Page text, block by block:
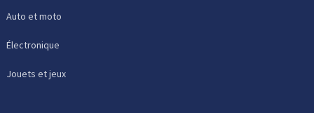
Auto et moto
Électronique
Jouets et jeux